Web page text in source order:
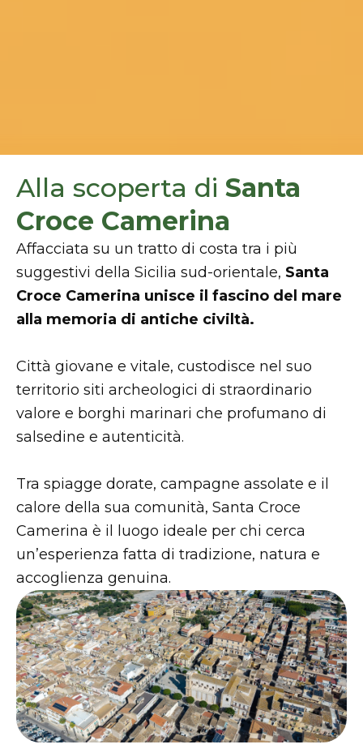
Alla scoperta di Santa
Croce Camerina
Affacciata su un tratto di costa tra i più
suggestivi della Sicilia sud-orientale, Santa
Croce Camerina unisce il fascino del mare
alla memoria di antiche civiltà.
Città giovane e vitale, custodisce nel suo
territorio siti archeologici di straordinario
valore e borghi marinari che profumano di
salsedine e autenticità.
Tra spiagge dorate, campagne assolate e il
calore della sua comunità, Santa Croce
Camerina è il luogo ideale per chi cerca
un’esperienza fatta di tradizione, natura e
accoglienza genuina.